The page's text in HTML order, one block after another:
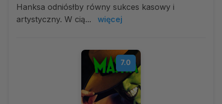
Hanksa odniósłby równy sukces kasowy i
artystyczny. W cią...
więcej
7.0